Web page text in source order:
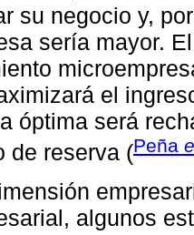
su negocio y,
sería mayor.
el
óptima será
de reserva (Peña
algunos